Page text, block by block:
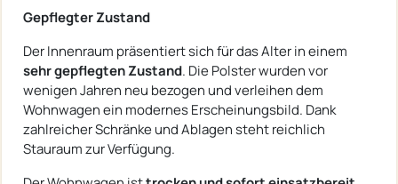
Gepflegter Zustand
Der Innenraum präsentiert sich für das Alter in einem
sehr gepflegten Zustand. Die Polster wurden vor
wenigen Jahren neu bezogen und verleihen dem
Wohnwagen ein modernes Erscheinungsbild. Dank
zahlreicher Schränke und Ablagen steht reichlich
Stauraum zur Verfügung.